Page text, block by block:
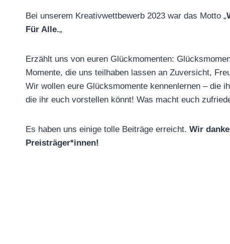
Bei unserem Kreativwettbewerb 2023 war das Motto „
Für Alle.„
Erzählt uns von euren Glückmomenten:
Momente, die uns teilhaben lassen an Zuversicht,
Wir wollen eure Glücksmomente kennenlernen – die
die ihr euch vorstellen könnt! Was macht euch
Es haben uns einige tolle Beiträge erreicht. Wir
Preisträger*innen!